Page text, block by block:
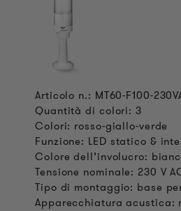
Articolo n.: MT60-F100-
Quantità di colori: 3
Colori: rosso-giallo-verde
Funzione: LED statico &
Colore dell’involucro:
Tensione nominale: 230 V
Tipo di montaggio: base
Apparecchiatura acustica: